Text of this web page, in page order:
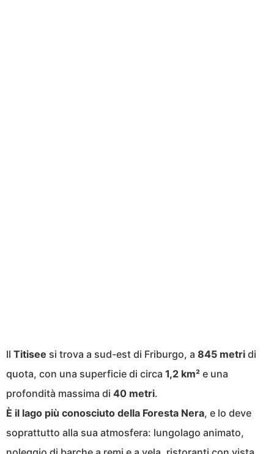
Il Titisee si trova a sud-est di Friburgo, a 845 metri di
quota, con una superficie di circa 1,2 km² e una
profondità massima di 40 metri.
È il lago più conosciuto della Foresta Nera, e lo deve
soprattutto alla sua atmosfera: lungolago animato,